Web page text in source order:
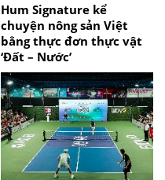
Hum Signature kể
chuyện nông sản Việt
bằng thực đơn thực vật
‘Đất – Nước’